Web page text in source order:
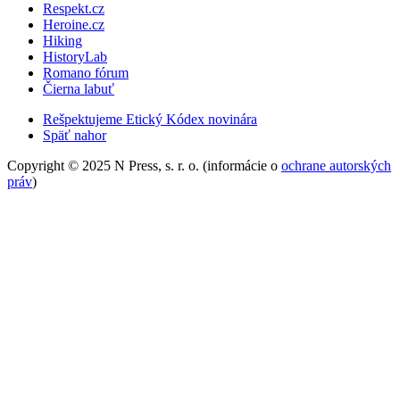
Respekt.cz
Heroine.cz
Hiking
HistoryLab
Romano fórum
Čierna labuť
Rešpektujeme Etický Kódex novinára
Späť nahor
Copyright © 2025 N Press, s. r. o. (informácie o ochrane autorských
práv)